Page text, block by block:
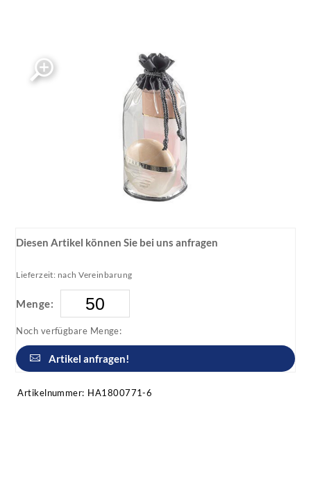
Diesen Artikel können Sie bei uns anfragen
Lieferzeit: nach Vereinbarung
Menge:
Noch verfügbare Menge:
Artikel anfragen!
Artikelnummer: HA1800771-6